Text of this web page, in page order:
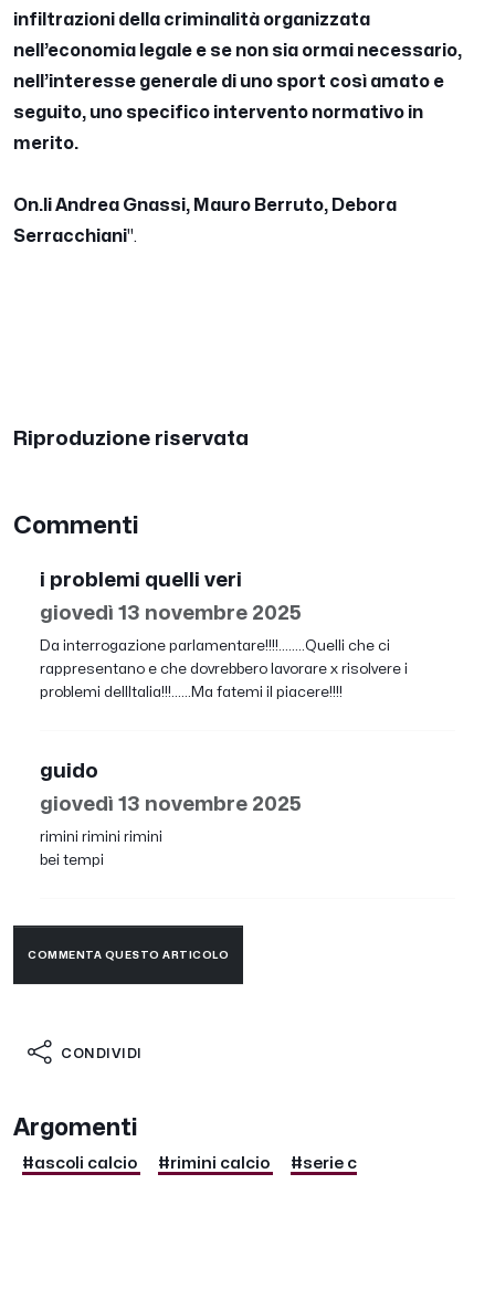
infiltrazioni della criminalità organizzata
nell’economia legale e se non sia ormai necessario,
nell’interesse generale di uno sport così amato e
seguito, uno specifico intervento normativo in
merito.
On.li Andrea Gnassi, Mauro Berruto, Debora
Serracchiani".
Riproduzione riservata
Commenti
i problemi quelli veri
giovedì 13 novembre 2025
Da interrogazione parlamentare!!!!........Quelli che ci
rappresentano e che dovrebbero lavorare x risolvere i
problemi dellItalia!!!......Ma fatemi il piacere!!!!
guido
giovedì 13 novembre 2025
rimini rimini rimini
bei tempi
COMMENTA QUESTO ARTICOLO
CONDIVIDI
Argomenti
#ascoli calcio #rimini calcio #serie c